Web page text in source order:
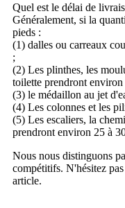
Quel est le délai de
Généralement, si la
pieds :
(1) dalles ou carreaux
;
(2) Les plinthes, les
toilette prendront
(3) le médaillon au jet
(4) Les colonnes et les
(5) Les escaliers, la
prendront environ 25 à
Nous nous distinguons
compétitifs. N'hésitez
article.